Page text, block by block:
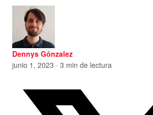
Dennys Gónzalez
junio 1, 2023 · 3 min de lectura